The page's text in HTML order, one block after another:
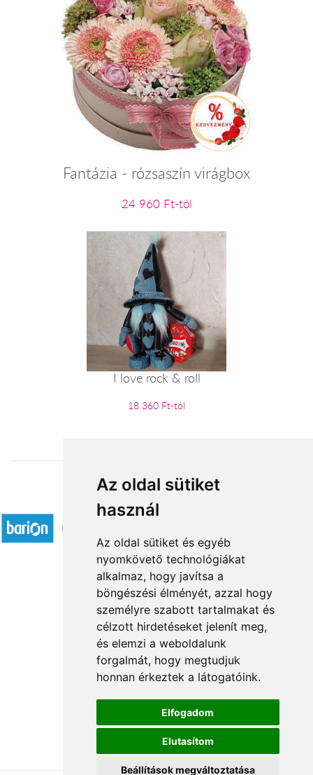
Az oldal sütiket
használ
Az oldal sütiket és egyéb
nyomkövető technológiákat
alkalmaz, hogy javítsa a
böngészési élményét, azzal hogy
személyre szabott tartalmakat és
célzott hirdetéseket jelenít meg,
és elemzi a weboldalunk
forgalmát, hogy megtudjuk
honnan érkeztek a látogatóink.
Elfogadom
Elutasítom
Beállítások megváltoztatása
Fantázia - rózsaszín virágbox
24 960 Ft-tól
I love rock & roll
18 360 Ft-tól
Elfogadott fizetési módok
Rólunk
Általános információ
Kapcsolat
Partnereink
Virágüzletek
Á.SZ.F.
Impresszum
Adatkezelési tájékoztató